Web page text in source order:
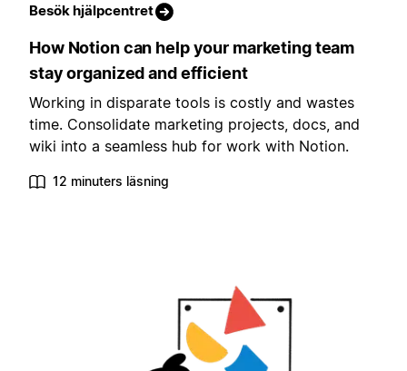
Besök hjälpcentret
How Notion can help your marketing team
stay organized and efficient
Working in disparate tools is costly and wastes
time. Consolidate marketing projects, docs, and
wiki into a seamless hub for work with Notion.
12 minuters läsning